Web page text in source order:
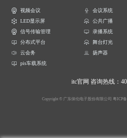
视频会议 会议系统
LED显示屏
公共广播
信号传输管理
录播系统
分布式平台
舞台灯光
云会务
扬声器
pis车载系统
itc官网 咨询热线：
Copyright © 广东保伦电子股份有限公司 粤ICP